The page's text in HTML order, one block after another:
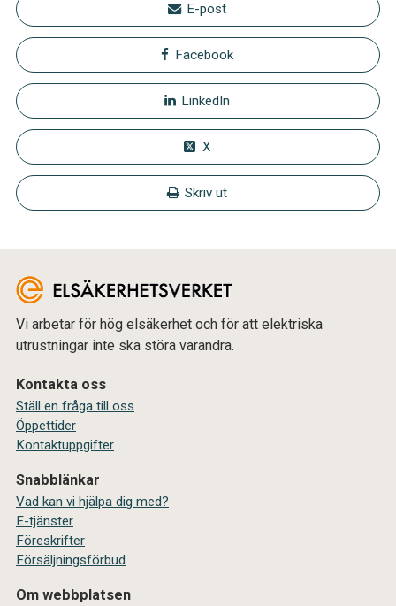
E-post
Facebook
LinkedIn
X
Skriv ut
Vi arbetar för hög elsäkerhet och för att elektriska
utrustningar inte ska störa varandra.
Kontakta oss
Ställ en fråga till oss
Öppettider
Kontaktuppgifter
Snabblänkar
Vad kan vi hjälpa dig med?
E-tjänster
Föreskrifter
Försäljningsförbud
Om webbplatsen